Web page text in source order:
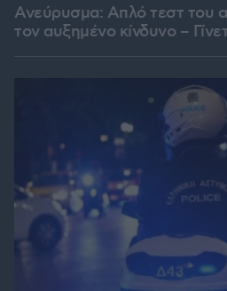
Ανεύρυσμα: Απλό τεστ του
τον αυξημένο κίνδυνο –